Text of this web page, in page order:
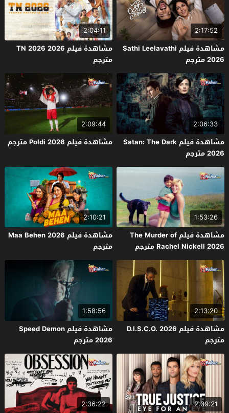
2:17:52
مشاهدة فيلم Sathi Leelavathi
2026 مترجم
2:04:11
مشاهدة فيلم TN 2026 2026
مترجم
2:06:33
مشاهدة فيلم Satan: The Dark
2026 مترجم
2:09:44
مشاهدة فيلم Poldi 2026 مترجم
1:53:26
مشاهدة فيلم The Murder of
Rachel Nickell 2026 مترجم
2:10:21
مشاهدة فيلم Maa Behen 2026
مترجم
2:13:20
مشاهدة فيلم D.I.S.C.O. 2026
مترجم
1:58:56
مشاهدة فيلم Speed Demon
2026 مترجم
2:39:21
2:36:22